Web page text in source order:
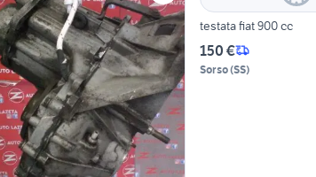
testata fiat 900 cc
150 €
Sorso(SS)